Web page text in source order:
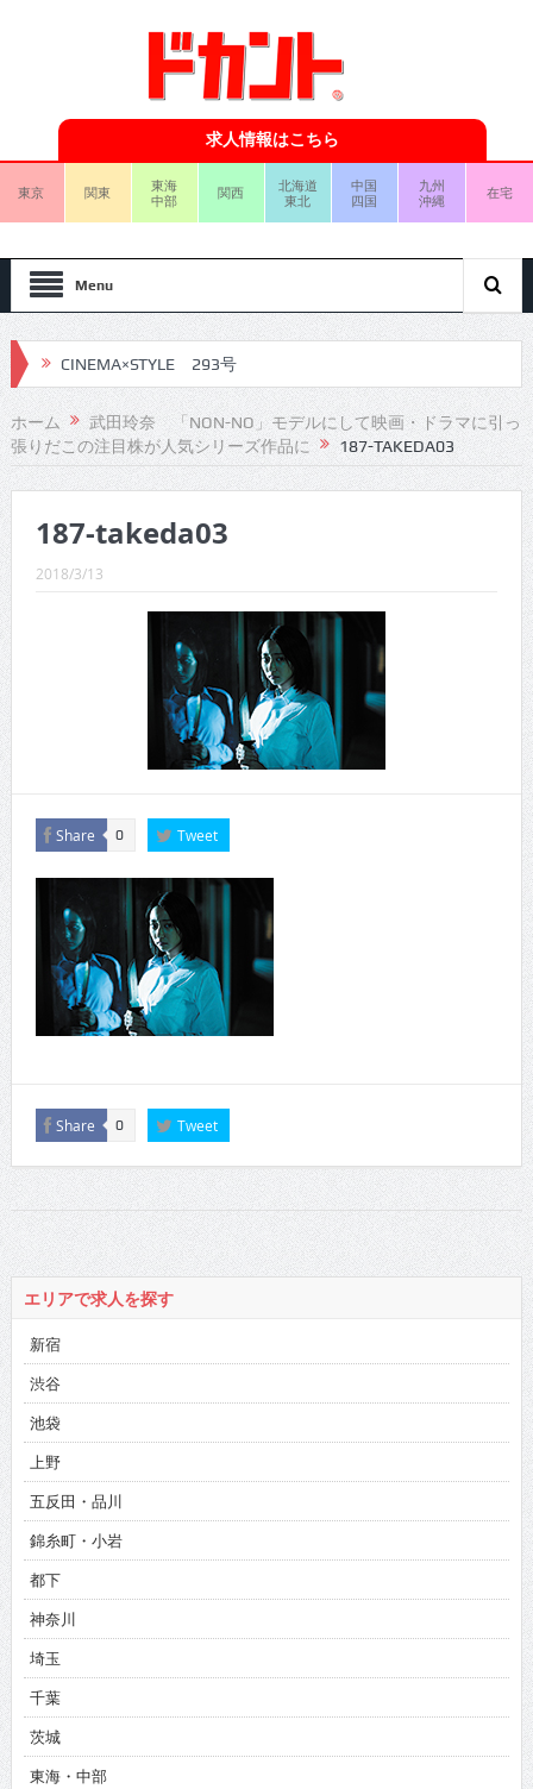
求人情報はこちら
東京 関東
東海
中部
関西
北海道
東北
中国
四国
九州
沖縄
在宅
Menu
CINEMA×STYLE 293号
CINEMA×STYLE 292号
CINEMA×STYLE 291号
CINEMA×STYLE 289号
CINEMA×STYLE 287号
CINEMA×STYLE 286号
CINEMA×STYLE 285号
CINEMA×STYLE 294号
ホーム
武田玲奈 「NON-NO」モデルにして映画・ドラマに引っ
張りだこの注目株が人気シリーズ作品に
187-TAKEDA03
187-takeda03
2018/3/13
Share 0 Tweet
Share 0 Tweet
エリアで求人を探す
新宿
渋谷
池袋
上野
五反田・品川
錦糸町・小岩
都下
神奈川
埼玉
千葉
茨城
東海・中部